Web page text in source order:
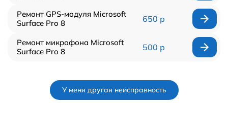
Ремонт GPS-модуля Microsoft
Surface Pro 8
650 р
Ремонт микрофона Microsoft
Surface Pro 8
500 р
У меня другая неисправность